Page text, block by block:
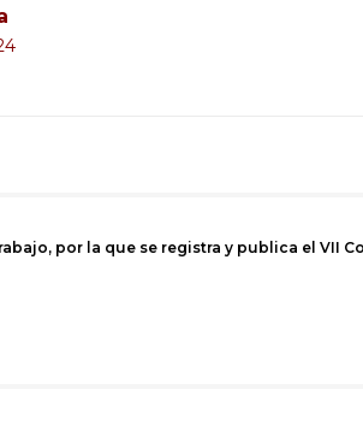
por la que se registra y publica el VII